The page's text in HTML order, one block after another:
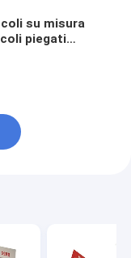
su misura
piegati